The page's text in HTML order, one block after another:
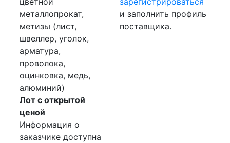
металлопрокат,
метизы (лист,
швеллер, уголок,
арматура,
проволока,
оцинковка, медь,
алюминий)
Лот с открытой
ценой
Информация о
заказчике доступна
и заполнить профиль
поставщика.